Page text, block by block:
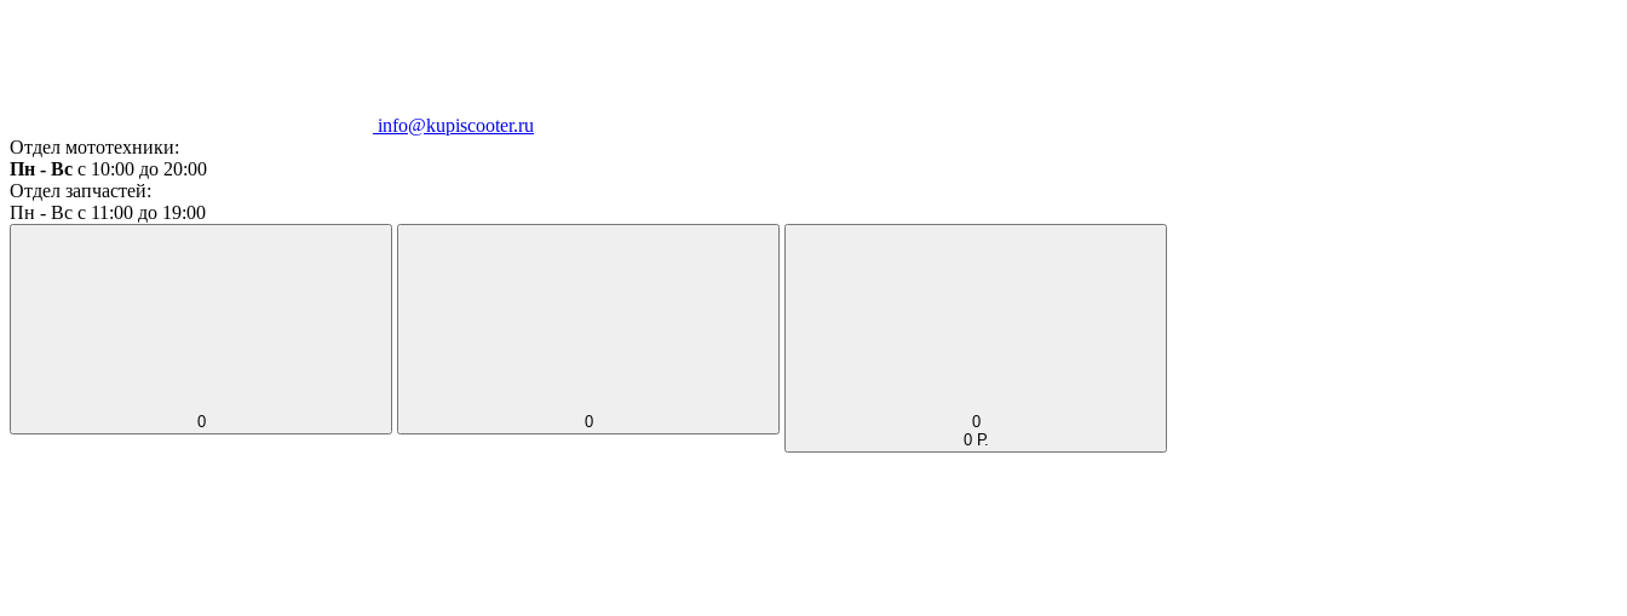
info@kupiscooter.ru
Отдел мототехники:
Пн - Вс с 10:00 до 20:00
Отдел запчастей:
Пн - Вс с 11:00 до 19:00
0 0
0
0 Р.